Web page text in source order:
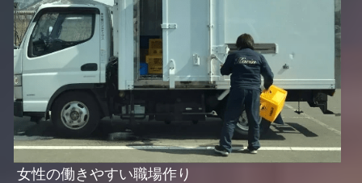
女性の働きやすい職場作り